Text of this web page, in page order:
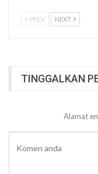
PREV NEXT
TINGGALKAN
Alamat